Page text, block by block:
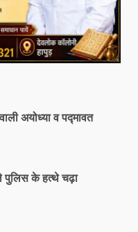
अयोध्या व पद्मावत
पुलिस के हत्थे चढ़ा